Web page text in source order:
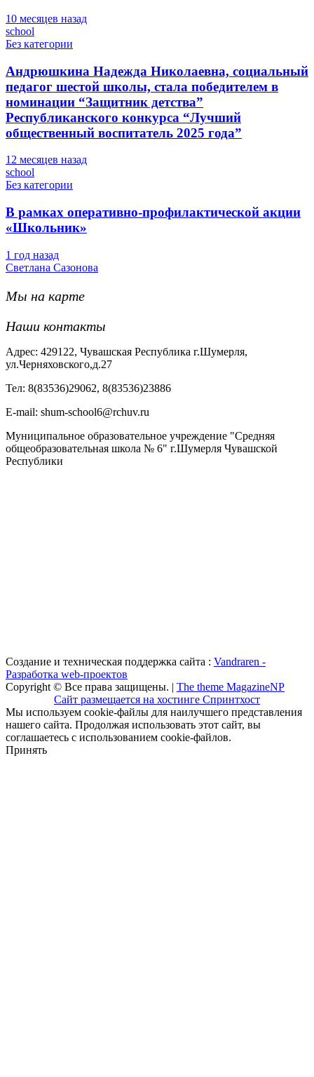
10 месяцев назад
school
Без категории
Андрюшкина Надежда Николаевна, социальный
педагог шестой школы, стала победителем в
номинации “Защитник детства”
Республиканского конкурса “Лучший
общественный воспитатель 2025 года”
12 месяцев назад
school
Без категории
В рамках оперативно-профилактической акции
«Школьник»
1 год назад
Светлана Сазонова
Мы на карте
Наши контакты
Адрес: 429122, Чувашская Республика г.Шумерля,
ул.Черняховского,д.27
Тел: 8(83536)29062, 8(83536)23886
Е-mail: shum-school6@rchuv.ru
Муниципальное образовательное учреждение "Средняя
общеобразовательная школа № 6" г.Шумерля Чувашской
Республики
Создание и техническая поддержка сайта : Vandraren -
Разработка web-проектов
Copyright © Все права защищены. | The theme MagazineNP
Сайт размещается на хостинге Спринтхост
Мы используем cookie-файлы для наилучшего представления
нашего сайта. Продолжая использовать этот сайт, вы
соглашаетесь с использованием cookie-файлов.
Принять